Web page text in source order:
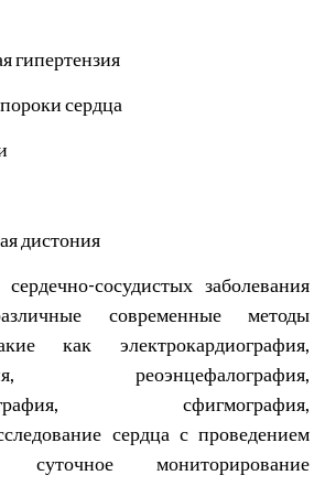
гипертензия
сердца
дистония
сосудистых заболевания
современные методы
как электрокардиография,
реоэнцефалография,
сфигмография,
сердца с проведением
суточное мониторирование